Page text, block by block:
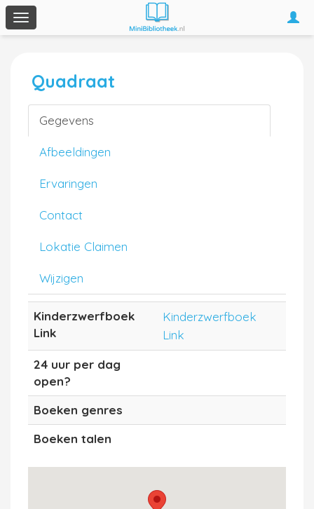
Toggle
navigation
Quadraat
Gegevens
Afbeeldingen
Ervaringen
Contact
Lokatie Claimen
Wijzigen
Kinderzwerfboek
Link
Kinderzwerfboek
Link
24 uur per dag
open?
Boeken genres
Boeken talen